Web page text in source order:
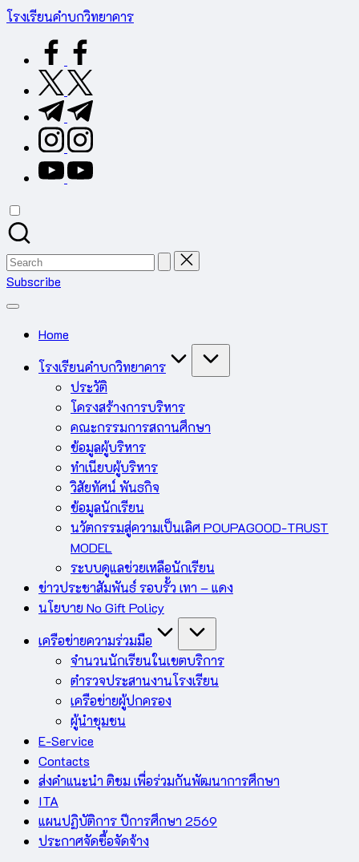
Skip
content
โรงเรียนคำบกวิทยาคาร
อ.คำชะอี
จ.มุกดาหาร
สำนักงาน
เขต
การ
ศึกษา
มุกดาหาร
facebook.com
twitter.com
t.me
instagram.com
youtube.com
Search
for:
Subscribe
Home
โรงเรียนคำบกวิทยาคาร
ประวัติ
โครงสร้างการบริหาร
คณะกรรมการสถานศึกษา
ข้อมูลผู้บริหาร
ทำเนียบผู้บริหาร
วิสัยทัศน์ พันธกิจ
ข้อมูลนักเรียน
นวัตกรรมสู่ความเป็นเลิศ POUPAGOOD-TRUST
MODEL
ระบบดูแลช่วยเหลือนักเรียน
ข่าวประชาสัมพันธ์ รอบรั้ว เทา – แดง
นโยบาย No Gift Policy
เครือข่ายความร่วมมือ
จำนวนนักเรียนในเขตบริการ
ตำรวจประสานงานโรงเรียน
เครือข่ายผู้ปกครอง
ผู้นำชุมชน
E-Service
Contacts
ส่งคำแนะนำ ติชม เพื่อร่วมกันพัฒนาการศึกษา
ITA
แผนปฏิบัติการ ปีการศึกษา 2569
ประกาศจัดซื้อจัดจ้าง